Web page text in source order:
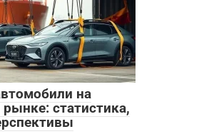
на
статистика,